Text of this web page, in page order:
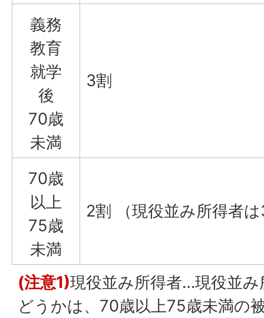
義務
教育
就学
後
70歳
未満
3割
70歳
以上
75歳
未満
2割 （現役並み所得者
(注意1)現役並み所得者…現役並
どうかは、70歳以上75歳未満の